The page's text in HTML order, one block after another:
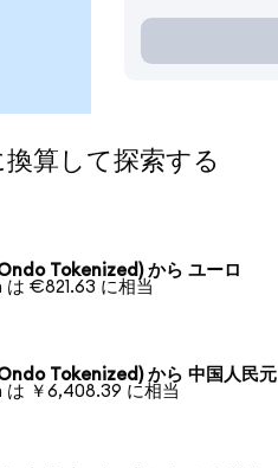
算して探索する
Tokenized) から ユーロ
は €821.63 に相当
Tokenized) から 中国人民元
は ￥6,408.39 に相当